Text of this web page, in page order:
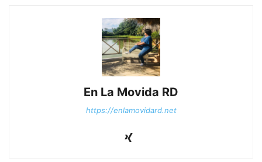
En La Movida RD
https://enlamovidard.net